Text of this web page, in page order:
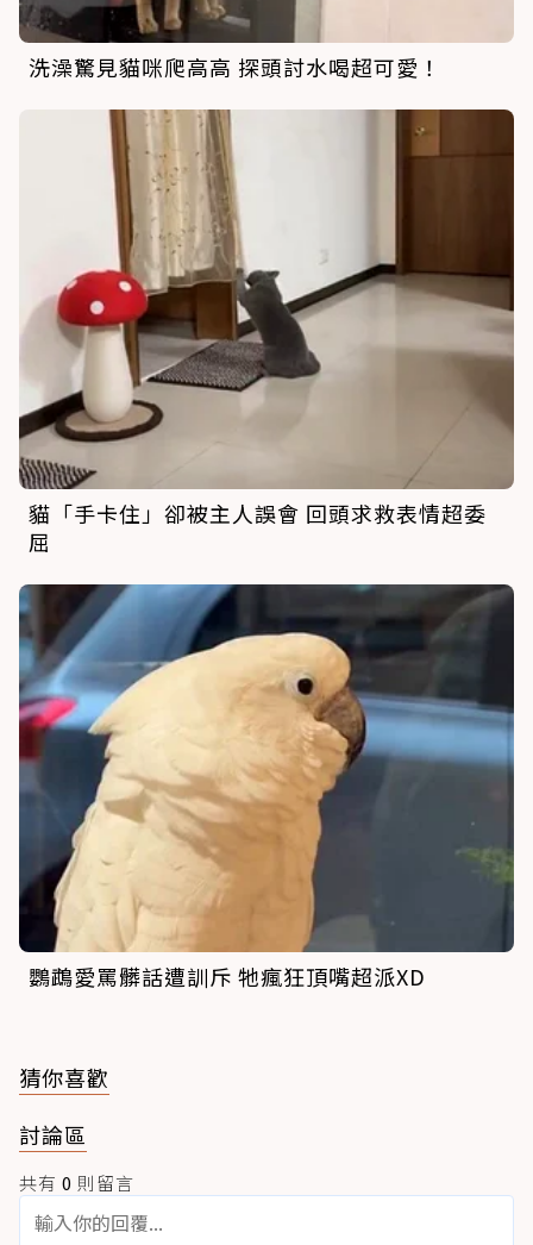
洗澡驚見貓咪爬高高 探頭討水喝超可愛！
貓「手卡住」卻被主人誤會 回頭求救表情超委
屈
鸚鵡愛罵髒話遭訓斥 牠瘋狂頂嘴超派XD
猜你喜歡
討論區
共有 0 則留言